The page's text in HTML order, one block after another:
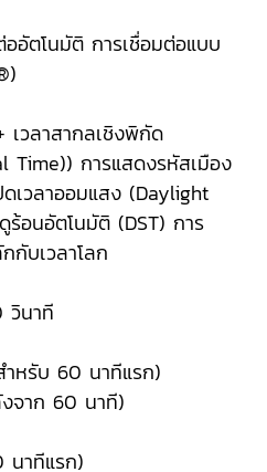
อัตโนมัติ การเชื่อมต่อแบบ
เวลาสากลเชิงพิกัด
Time)) การแสดงรหัสเมือง
เวลาออมแสง (Daylight
ร้อนอัตโนมัติ (DST) การ
กับเวลาโลก
วินาที
หรับ 60 นาทีแรก)
จาก 60 นาที)
นาทีแรก)